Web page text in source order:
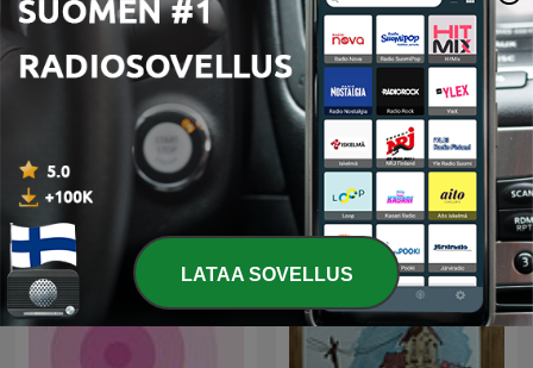
The Book I HAD to Write Bangla Golpo
LATAA SOVELLUS